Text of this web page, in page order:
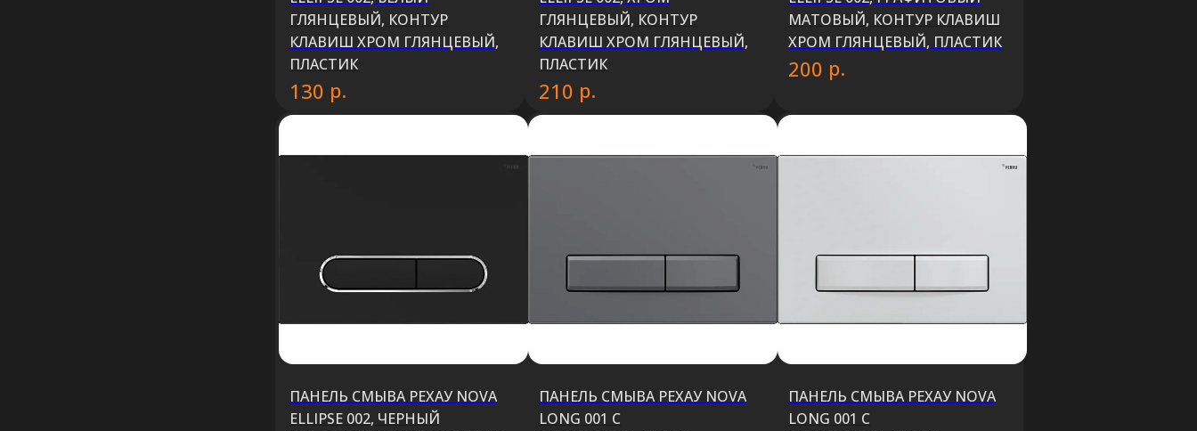
ГЛЯНЦЕВЫЙ, КОНТУР
КЛАВИШ ХРОМ ГЛЯНЦЕВЫЙ,
ПЛАСТИК
130 р.
ГЛЯНЦЕВЫЙ, КОНТУР
КЛАВИШ ХРОМ ГЛЯНЦЕВЫЙ,
ПЛАСТИК
210 р.
МАТОВЫЙ, КОНТУР КЛАВИШ
ХРОМ ГЛЯНЦЕВЫЙ, ПЛАСТИК
200 р.
ПАНЕЛЬ СМЫВА РЕХАУ NOVA
ELLIPSE 002, ЧЕРНЫЙ
ПАНЕЛЬ СМЫВА РЕХАУ NOVA
LONG 001 С
ПАНЕЛЬ СМЫВА РЕХАУ NOVA
LONG 001 С